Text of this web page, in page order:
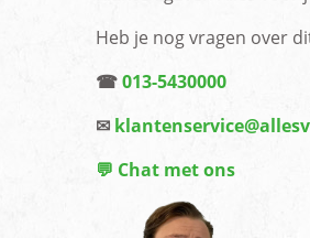
Heb je nog vragen over
☎013-5430000
✉
💬 Chat met ons